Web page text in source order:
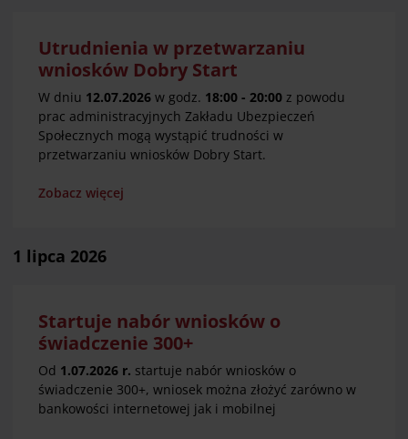
Utrudnienia w przetwarzaniu
wniosków Dobry Start
W dniu 12.07.2026 w godz. 18:00 - 20:00 z powodu
prac administracyjnych Zakładu Ubezpieczeń
Społecznych mogą wystąpić trudności w
przetwarzaniu wniosków Dobry Start.
Zobacz więcej
1 lipca 2026
Startuje nabór wniosków o
świadczenie 300+
Od 1.07.2026 r. startuje nabór wniosków o
świadczenie 300+, wniosek można złożyć zarówno w
bankowości internetowej jak i mobilnej